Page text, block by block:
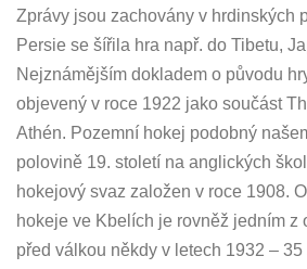
Zprávy jsou zachovány v hrdinských
Persie se šířila hra např. do Tibetu,
Nejznámějším dokladem o původu
objevený v roce 1922 jako součást
Athén. Pozemní hokej podobný
polovině 19. století na anglických
hokejový svaz založen v roce 1908.
hokeje ve Kbelích je rovněž jedním z
před válkou někdy v letech 1932 – 35